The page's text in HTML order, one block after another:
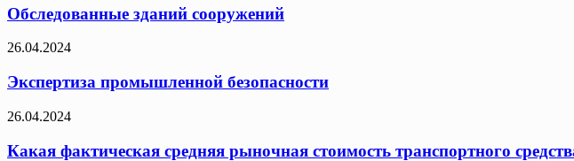
Обследованные зданий сооружений
26.04.2024
Экспертиза промышленной безопасности
26.04.2024
Какая фактическая средняя рыночная стоимость транспортного